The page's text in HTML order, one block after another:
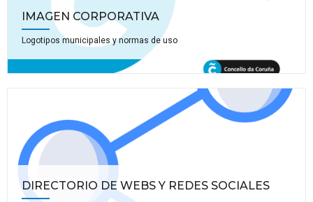
IMAGEN CORPORATIVA
Logotipos municipales y normas de uso
DIRECTORIO DE WEBS Y REDES SOCIALES